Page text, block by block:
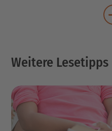
Weitere Lesetipps